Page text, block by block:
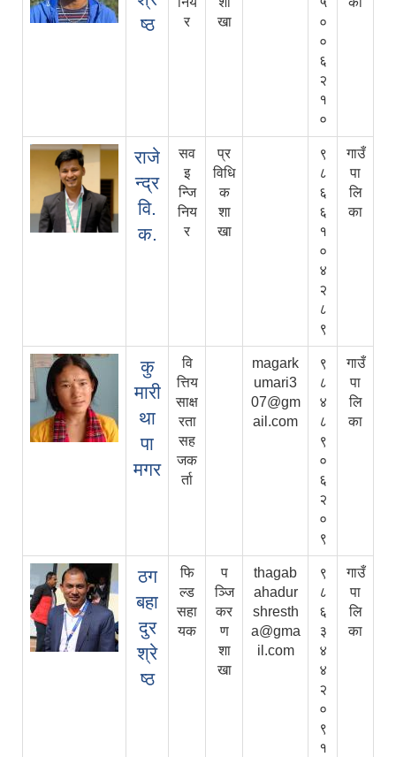
ष्ठ
र
खा
०
०
६
२
१
०
राजे
न्द्र
वि.
क.
सव
इ
न्जि
निय
र
प्र
विधि
क
शा
खा
९
८
६
६
१
०
४
२
८
९
गाउँ
पा
लि
का
कु
मारी
था
पा
मगर
वि
त्तिय
साक्ष
रता
सह
जक
र्ता
magark
umari3
07@gm
ail.com
९
८
४
८
९
०
६
२
०
९
गाउँ
पा
लि
का
ठग
बहा
दुर
श्रे
ष्ठ
फि
ल्ड
सहा
यक
प
ञ्जि
कर
ण
शा
खा
thagab
ahadur
shresth
a@gma
il.com
९
८
६
३
४
४
२
०
९
१
गाउँ
पा
लि
का